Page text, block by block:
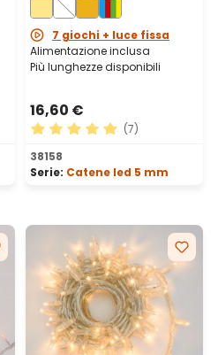
5 stelle
7 giochi + luce fissa
Alimentazione inclusa
Più lunghezze disponibili
16,60 €
Valutazione media di 5 su
(7)
38158
Serie: Catene led 5 mm